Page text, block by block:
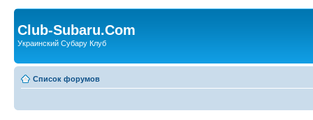
Club-Subaru.Com
Украинский Субару Клуб
Список форумов